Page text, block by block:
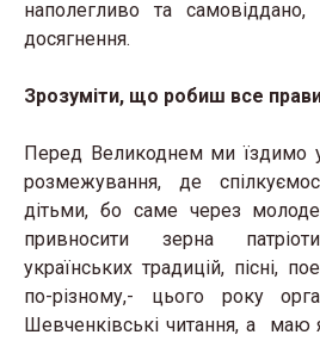
наполегливо та
досягнення.
Зрозуміти, що робиш все
Перед Великоднем ми їздимо
розмежування, де
дітьми, бо саме через молоде
привносити зерна
українських традицій, пісні,
по-різному,- цього року
Шевченківські читання, а маю